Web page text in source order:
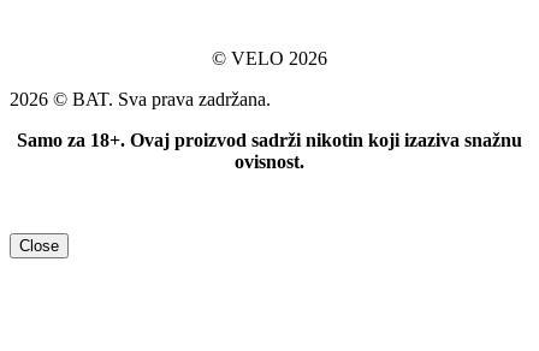
© VELO 2026
2026 © BAT. Sva prava zadržana.​
Samo za 18+. Ovaj proizvod sadrži nikotin koji izaziva snažnu
ovisnost.
Close